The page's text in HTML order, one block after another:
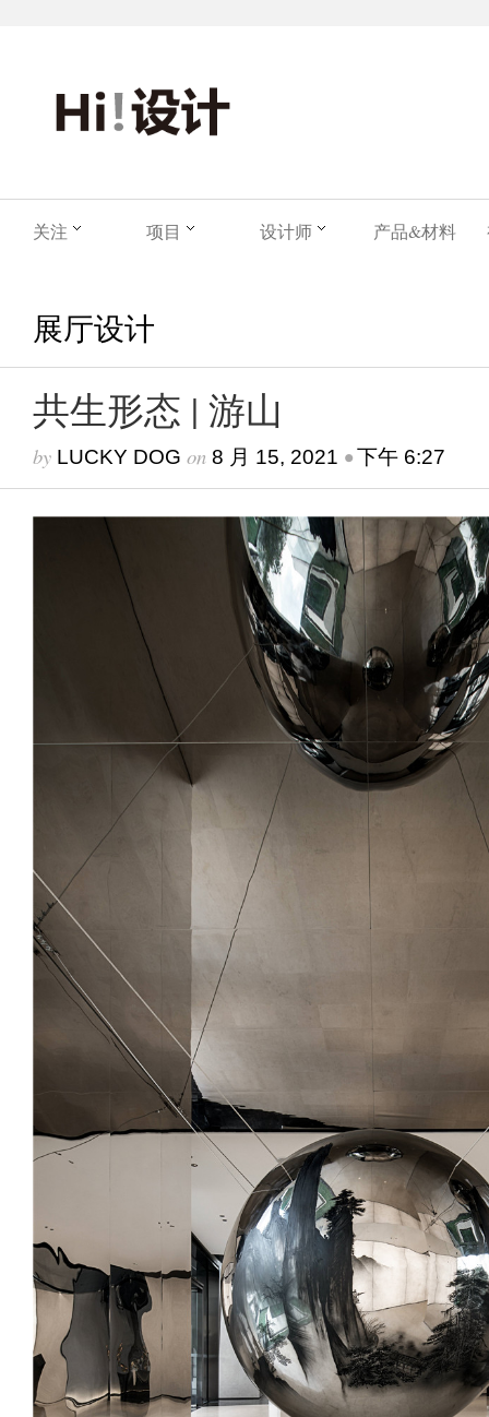
关注 项目 设计师 产品&材料
展厅设计
共生形态 | 游山
by LUCKY DOG on 8 月 15, 2021 •下午 6:27